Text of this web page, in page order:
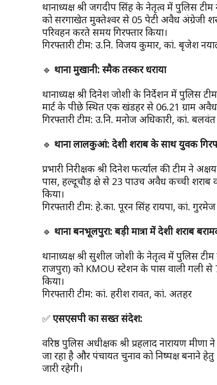
थानाध्यक्ष श्री जगदीप सिंह के नेतृत्व में पुलिस टीम ने
को सरगाखेत मुक्तेश्वर से 05 पेटी अवैध अंग्रेजी
परिवहन करते समय गिरफ्तार किया।
गिरफ्तारी टीम: उ.नि. विजय कुमार, कां. बृजेश
🔹 थाना मुखानी: स्मैक तस्कर धराया
थानाध्यक्ष श्री दिनेश जोशी के निर्देशन में पुलिस
मार्ट के पीछे स्थित एक खंडहर से 06.21 ग्राम
गिरफ्तारी टीम: उ.नि. मनोज अधिकारी, कां. बलवंत
🔹 थाना लालकुआं: देशी शराब के साथ युवक
प्रभारी निरीक्षक श्री दिनेश फर्त्याल की टीम ने
पास, हल्दूचौड़ क्षेत्र से 23 पाउच अवैध कच्ची
किया।
गिरफ्तारी टीम: हे.का. पूरन सिंह रायपा, कां.
🔹 थाना बनभूलपुरा: बड़ी मात्रा में देशी शराब
थानाध्यक्ष श्री सुशील जोशी के नेतृत्व में पुलिस टीम
राजपुरा) को KMOU स्टेशन के पास वाली गली से
किया।
गिरफ्तारी टीम: कां. हरीश रावत, कां. अतहर
✅एसएसपी का सख्त संदेश:
वरिष्ठ पुलिस अधीक्षक श्री प्रहलाद नारायण
जा रहा है और पंचायत चुनाव को निष्पक्ष बनाने हेतु
जारी रहेगी।